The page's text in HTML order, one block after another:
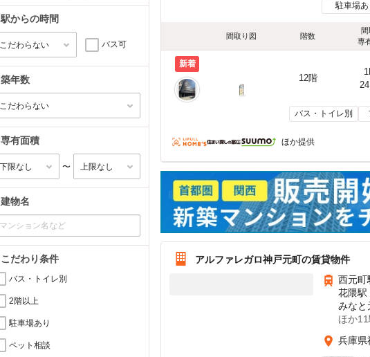
駅からの時間
バス可
築年数
専有面積
〜
建物名
こだわり条件
バス・トイレ別
2階以上
駐車場あり
ペット相談
駐車場あ
間取り図 階数
間
専
新着
12階
バス・トイレ別
ほか提供
アルファレガロ神戸元町の賃貸物件
西元町
花隈駅
みなと
ほか11
兵庫県